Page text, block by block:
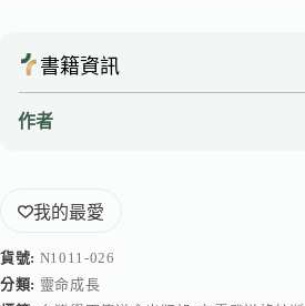
書籍資訊
作者
我的最愛
貨號: N1011-026
分類: 靈命成長